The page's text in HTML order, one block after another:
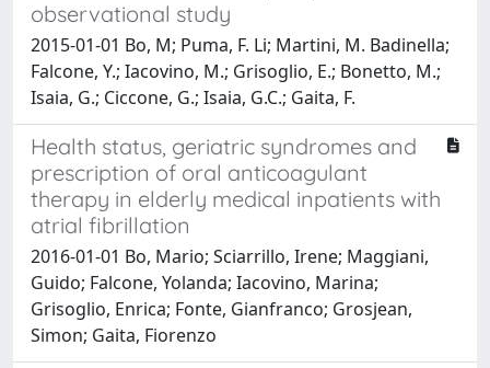
observational study
2015-01-01 Bo, M; Puma, F. Li; Martini, M. Badinella;
Falcone, Y.; Iacovino, M.; Grisoglio, E.; Bonetto, M.;
Isaia, G.; Ciccone, G.; Isaia, G.C.; Gaita, F.
Health status, geriatric syndromes and
prescription of oral anticoagulant
therapy in elderly medical inpatients with
atrial fibrillation
2016-01-01 Bo, Mario; Sciarrillo, Irene; Maggiani,
Guido; Falcone, Yolanda; Iacovino, Marina;
Grisoglio, Enrica; Fonte, Gianfranco; Grosjean,
Simon; Gaita, Fiorenzo